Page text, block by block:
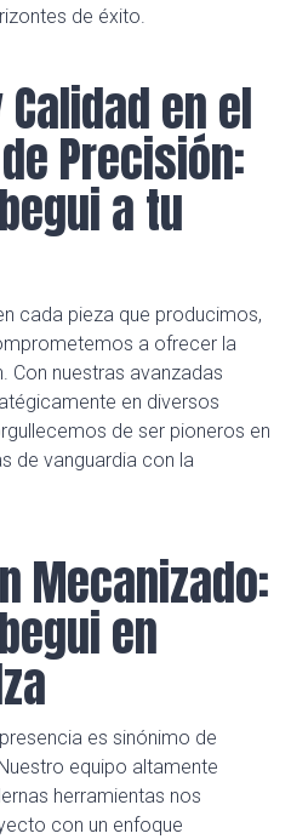
de éxito.
en el
Precisión:
a tu
cada pieza que producimos,
a ofrecer la
Con nuestras avanzadas
en diversos
de ser pioneros en
de vanguardia con la
Mecanizado:
en
es sinónimo de
equipo altamente
herramientas nos
con un enfoque